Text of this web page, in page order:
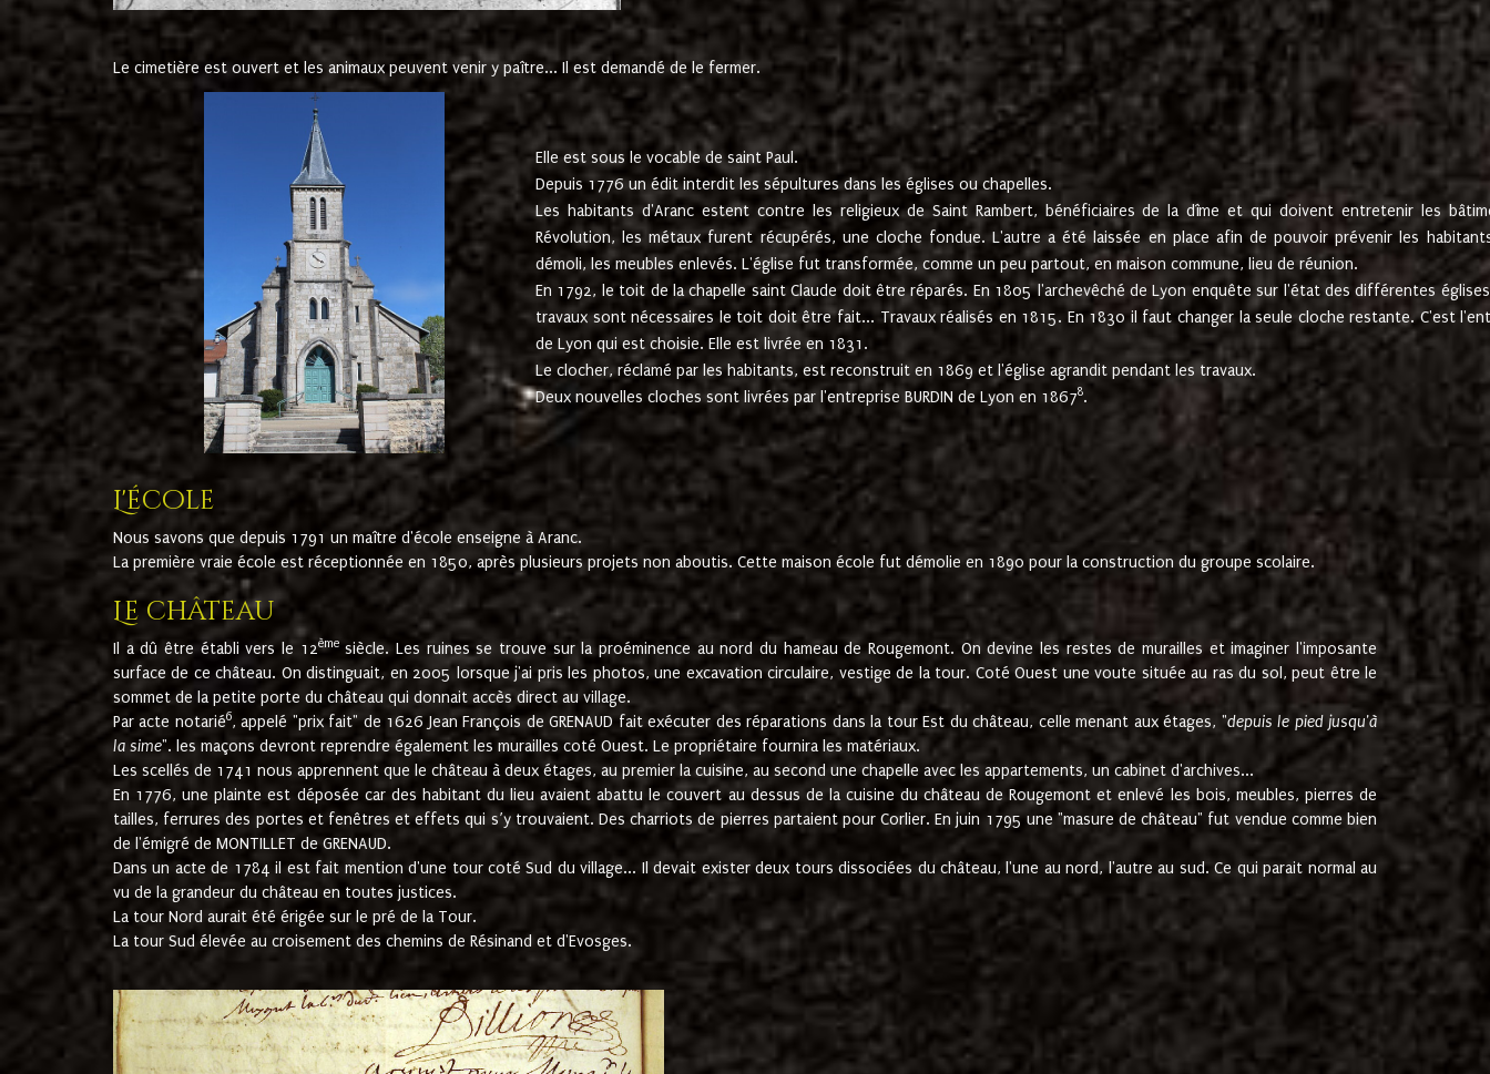
Le cimetière est ouvert et les animaux peuvent venir y paître... Il est demandé de le fermer.
Elle est sous le vocable de saint Paul.
Depuis 1776 un édit interdit les sépultures dans les églises ou chapelles.
Les habitants d'Aranc estent contre les religieux de Saint Rambert, bénéficiaires de la dîme et qui doivent entretenir les
Révolution, les métaux furent récupérés, une cloche fondue. L'autre a été laissée en place afin de pouvoir prévenir les
démoli, les meubles enlevés. L'église fut transformée, comme un peu partout, en maison commune, lieu de réunion.
En 1792, le toit de la chapelle saint Claude doit être réparés. En 1805 l'archevêché de Lyon enquête sur l'état des différentes
travaux sont nécessaires le toit doit être fait... Travaux réalisés en 1815. En 1830 il faut changer la seule cloche restante. C'est
de Lyon qui est choisie. Elle est livrée en 1831.
Le clocher, réclamé par les habitants, est reconstruit en 1869 et l'église agrandit pendant les travaux.
Deux nouvelles cloches sont livrées par l'entreprise BURDIN de Lyon en 18678.
L'école
Nous savons que depuis 1791 un maître d'école enseigne à Aranc.
La première vraie école est réceptionnée en 1850, après plusieurs projets non aboutis. Cette maison école fut démolie en 1890 pour la construction du groupe scolaire.
Le château
Il a dû être établi vers le 12èmesiècle. Les ruines se trouve sur la proéminence au nord du hameau de Rougemont. On devine les restes de murailles et imaginer l'imposante
surface de ce château. On distinguait, en 2005 lorsque j'ai pris les photos, une excavation circulaire, vestige de la tour. Coté Ouest une voute située au ras du sol, peut être le
sommet de la petite porte du château qui donnait accès direct au village.
Par acte notarié6, appelé "prix fait" de 1626 Jean François de GRENAUD fait exécuter des réparations dans la tour Est du château, celle menant aux étages, "depuis le pied jusqu'à
la sime". les maçons devront reprendre également les murailles coté Ouest. Le propriétaire fournira les matériaux.
Les scellés de 1741 nous apprennent que le château à deux étages, au premier la cuisine, au second une chapelle avec les appartements, un cabinet d'archives...
En 1776, une plainte est déposée car des habitant du lieu avaient abattu le couvert au dessus de la cuisine du château de Rougemont et enlevé les bois, meubles, pierres de
tailles, ferrures des portes et fenêtres et effets qui s’y trouvaient. Des charriots de pierres partaient pour Corlier. En juin 1795 une "masure de château" fut vendue comme bien
de l'émigré de MONTILLET de GRENAUD.
Dans un acte de 1784 il est fait mention d'une tour coté Sud du village... Il devait exister deux tours dissociées du château, l'une au nord, l'autre au sud. Ce qui parait normal au
vu de la grandeur du château en toutes justices.
La tour Nord aurait été érigée sur le pré de la Tour.
La tour Sud élevée au croisement des chemins de Résinand et d'Evosges.